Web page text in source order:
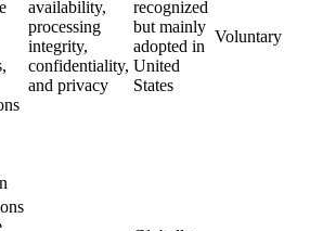
availability,
processing
integrity,
confidentiality,
and privacy
recognized
but mainly
adopted in
United
States
Voluntary